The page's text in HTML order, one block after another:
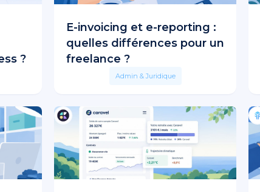
?
E-invoicing et e-reporting :
quelles différences pour un
freelance ?
Admin & Juridique